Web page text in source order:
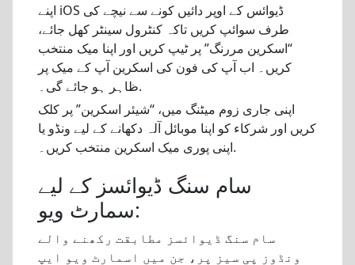
اپنے iOS ڈیوائس کے اوپر دائیں کونے سے نیچے کی
طرف سوائپ کریں تاکہ کنٹرول سینٹر کھل جائے،
“اسکرین مررنگ” پر ٹیپ کریں اور اپنا میک منتخب
کریں۔ اب آپ کی فون کی اسکرین آپ کے میک پر
ظاہر ہو جائے گی۔.
اپنی جاری زوم میٹنگ میں، “شیئر اسکرین” پر کلک
کریں اور شرکاء کو اپنا موبائل آلہ دکھانے کے لیے ونڈو یا
اپنی پوری میک اسکرین منتخب کریں۔.
سام سنگ ڈیوائسز کے لیے
سمارٹ ویو:
سام سنگ ڈیوائسز مطابقت رکھنے والے
ونڈوز پی سیز پر، جن میں اسمارٹ ویو ایپ